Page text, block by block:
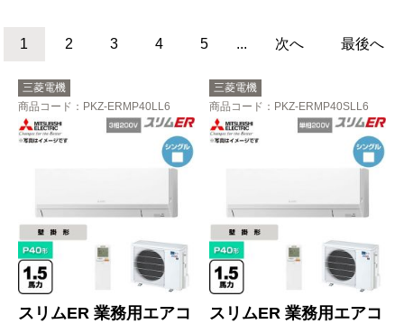
1 2 3 4 5 ... 次へ 最後へ
三菱電機
商品コード ：PKZ-ERMP40LL6
スリムER 業務用エアコ
三菱電機
商品コード ：PKZ-ERMP40SLL6
スリムER 業務用エアコ